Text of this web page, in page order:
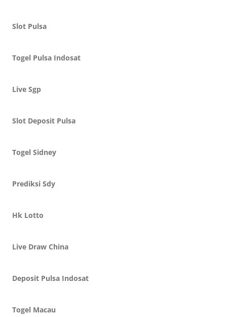
Slot Pulsa
Togel Pulsa Indosat
Live Sgp
Slot Deposit Pulsa
Togel Sidney
Prediksi Sdy
Hk Lotto
Live Draw China
Deposit Pulsa Indosat
Togel Macau